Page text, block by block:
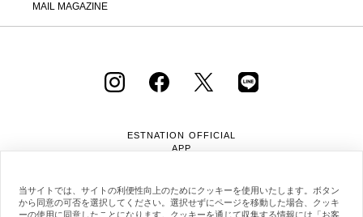
MAIL MAGAZINE
ESTNATION OFFICIAL
APP
当サイトでは、サイトの利便性向上のためにクッキーを使用いたします。ボタン
から同意の可否を選択してください。選択せずにページを移動した場合、クッキ
ーの使用に同意したことになります。クッキーを通じて収集する情報には「お客